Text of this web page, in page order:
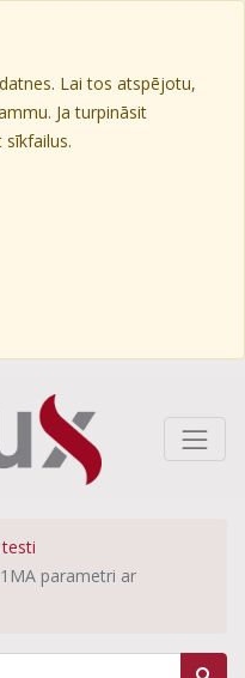
Lai tos atspējotu,
Ja turpināsit
parametri ar